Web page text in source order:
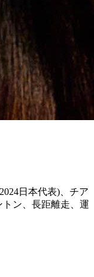
日本代表)、チア
ン、長距離走、運